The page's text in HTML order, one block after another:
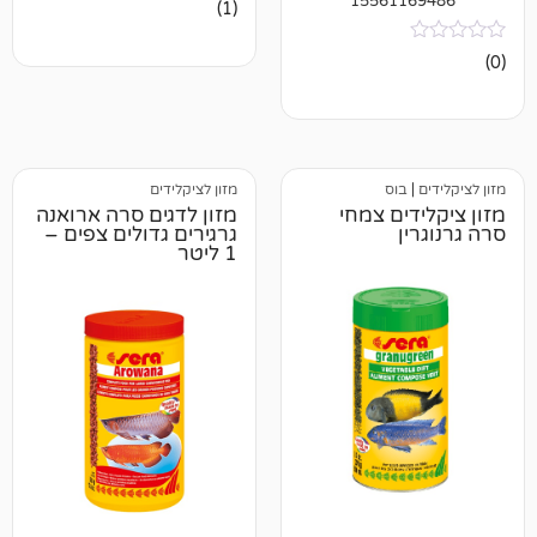
(1)
צמחי
מזון לדגים סרה ארואנה
גרגירים גדולים צפים –